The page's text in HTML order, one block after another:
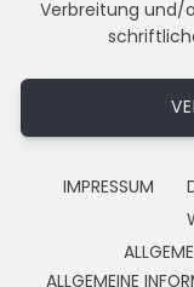
Verbreitung und/
IMPRESSUM
ALLGEMEINE